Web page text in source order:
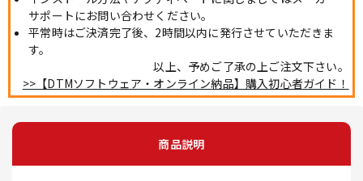
サポートにお問い合わせください。
平常時はご決済完了後、2時間以内に発行させていただきま
す。
以上、予めご了承の上ご注文下さい。
>>【DTMソフトウェア・オンライン納品】購入初心者ガイド！
商品説明